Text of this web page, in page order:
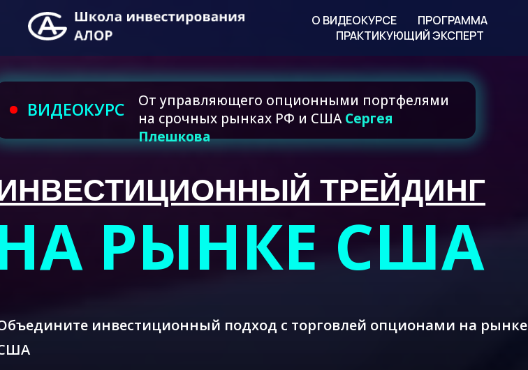
О ВИДЕОКУРСЕ
ПРОГРАММА
ПРАКТИКУЮЩИЙ ЭКСПЕРТ
От управляющего опционными портфелями
на срочных рынках РФ и СШАСергея
Плешкова
ВИДЕОКУРС
ТРЕЙДИНГ
инвестиционный подход с торговлей опционами на рынке
РЫНКЕ США